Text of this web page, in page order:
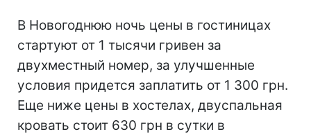
В Новогоднюю ночь цены в гостиницах
стартуют от 1 тысячи гривен за
двухместный номер, за улучшенные
условия придется заплатить от 1 300 грн.
Еще ниже цены в хостелах, двуспальная
кровать стоит 630 грн в сутки в